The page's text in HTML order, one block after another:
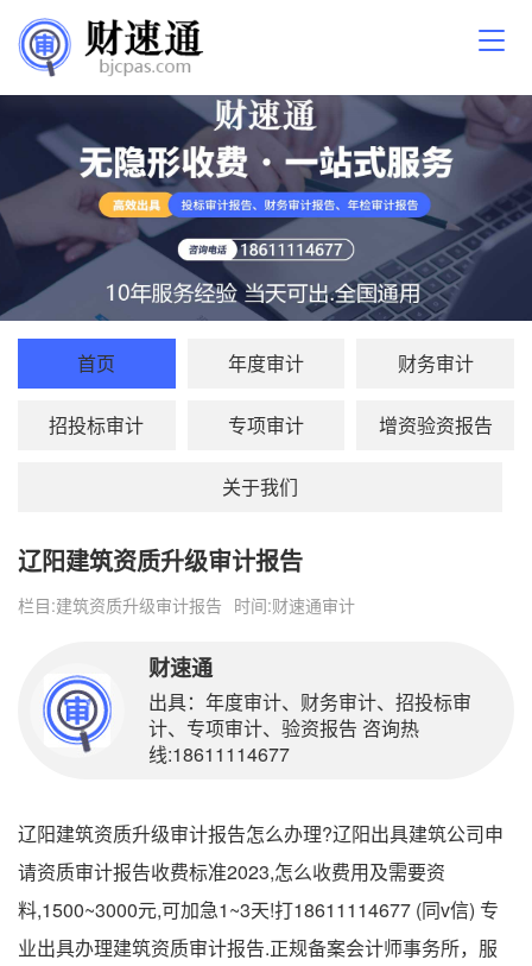
首页 年度审计 财务审计
招投标审计 专项审计 增资验资报告
关于我们
辽阳建筑资质升级审计报告
栏目:建筑资质升级审计报告 时间:财速通审计
财速通
出具：年度审计、财务审计、招投标审
计、专项审计、验资报告 咨询热
线:18611114677
辽阳建筑资质升级审计报告怎么办理?辽阳出具建筑公司申
请资质审计报告收费标准2023,怎么收费用及需要资
料,1500~3000元,可加急1~3天!打18611114677 (同v信) 专
业出具办理建筑资质审计报告.正规备案会计师事务所，服